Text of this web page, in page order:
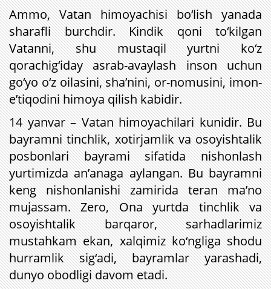
Ammo, Vatan himoyachisi bo‘lish yanada
sharafli burchdir. Kindik qoni to‘kilgan
Vatanni, shu mustaqil yurtni ko‘z
qorachig‘iday asrab-avaylash inson uchun
go‘yo o‘z oilasini, sha’nini, or-nomusini, imon-
e’tiqodini himoya qilish kabidir.
14 yanvar – Vatan himoyachilari kunidir. Bu
bayramni tinchlik, xotirjamlik va osoyishtalik
posbonlari bayrami sifatida nishonlash
yurtimizda an’anaga aylangan. Bu bayramni
keng nishonlanishi zamirida teran ma’no
mujassam. Zero, Ona yurtda tinchlik va
osoyishtalik barqaror, sarhadlarimiz
mustahkam ekan, xalqimiz ko‘ngliga shodu
hurramlik sig‘adi, bayramlar yarashadi,
dunyo obodligi davom etadi.